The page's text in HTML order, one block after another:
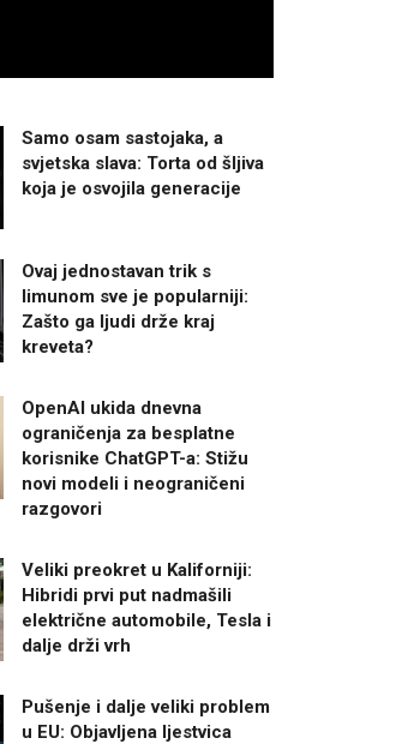
Samo osam sastojaka, a
svjetska slava: Torta od šljiva
koja je osvojila generacije
Ovaj jednostavan trik s
limunom sve je popularniji:
Zašto ga ljudi drže kraj
kreveta?
OpenAI ukida dnevna
ograničenja za besplatne
korisnike ChatGPT-a: Stižu
novi modeli i neograničeni
razgovori
Veliki preokret u Kaliforniji:
Hibridi prvi put nadmašili
električne automobile, Tesla i
dalje drži vrh
Pušenje i dalje veliki problem
u EU: Objavljena ljestvica